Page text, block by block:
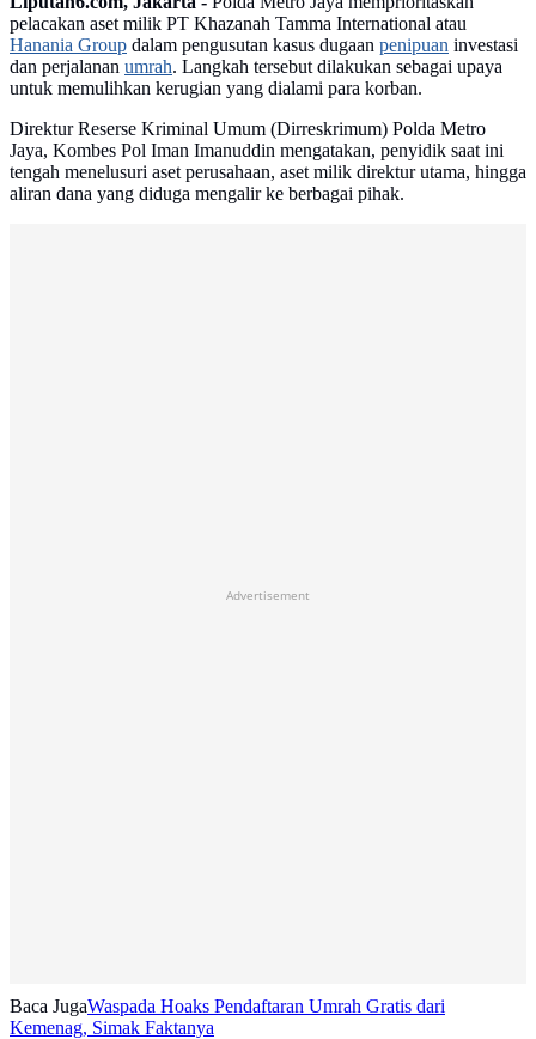
pelacakan aset milik PT Khazanah Tamma International atau
Hanania Group dalam pengusutan kasus dugaan penipuan investasi
dan perjalanan umrah. Langkah tersebut dilakukan sebagai upaya
untuk memulihkan kerugian yang dialami para korban.
Direktur Reserse Kriminal Umum (Dirreskrimum) Polda Metro
Jaya, Kombes Pol Iman Imanuddin mengatakan, penyidik saat ini
tengah menelusuri aset perusahaan, aset milik direktur utama, hingga
aliran dana yang diduga mengalir ke berbagai pihak.
Advertisement
Baca JugaWaspada Hoaks Pendaftaran Umrah Gratis dari
Kemenag, Simak Faktanya